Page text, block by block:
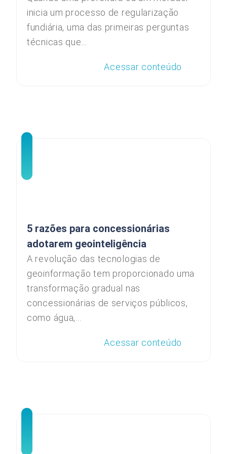
inicia um processo de regularização
fundiária, uma das primeiras perguntas
técnicas que...
Acessar conteúdo
5 razões para concessionárias
adotarem geointeligência
A revolução das tecnologias de
geoinformação tem proporcionado uma
transformação gradual nas
concessionárias de serviços públicos,
como água,...
Acessar conteúdo